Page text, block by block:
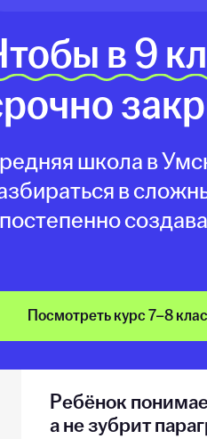
Ребёнок
а не зубрит
школа в
в
в 9
Посмотреть курс 7–8